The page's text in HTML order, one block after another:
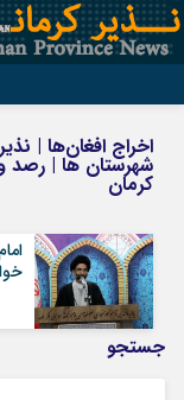
روبیکا
مرا به خاطر بسپار
اخراج افغان‌ها |
شهرستان ها | رصد
کرمان
جستجو